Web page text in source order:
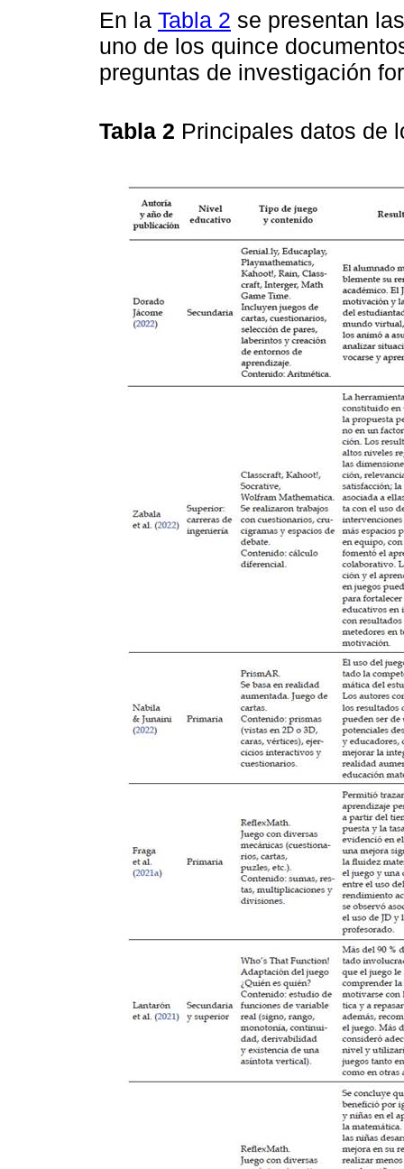
En la Tabla 2 se presentan
uno de los quince
preguntas de investigación
Tabla 2 Principales datos de